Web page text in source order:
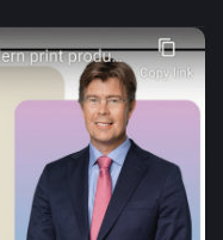
のAPJ担当コミュニ
Hunkeler AG、Martin
ナーとして参加しまし
す。